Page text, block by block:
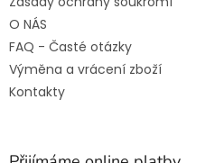
O NÁS
FAQ - Časté otázky
Výměna a vrácení zboží
Kontakty